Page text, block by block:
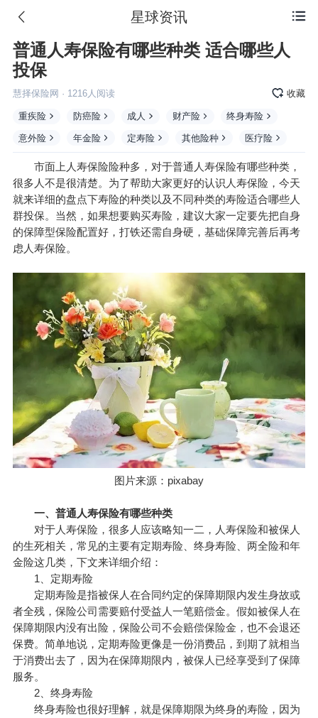
 星球资讯
普通人寿保险有哪些种类 适合哪些人
投保
慧择保险网 · 1216人阅读 收藏
重疾险 防癌险 成人 财产险 终身寿险
意外险 年金险 定寿险 其他险种 医疗险
市面上人寿保险险种多，对于普通人寿保险有哪些种类，
很多人不是很清楚。为了帮助大家更好的认识人寿保险，今天
就来详细的盘点下寿险的种类以及不同种类的寿险适合哪些人
群投保。当然，如果想要购买寿险，建议大家一定要先把自身
的保障型保险配置好，打铁还需自身硬，基础保障完善后再考
虑人寿保险。
图片来源：pixabay
一、普通人寿保险有哪些种类
对于人寿保险，很多人应该略知一二，人寿保险和被保人
的生死相关，常见的主要有定期寿险、终身寿险、两全险和年
金险这几类，下文来详细介绍：
1、定期寿险
定期寿险是指被保人在合同约定的保障期限内发生身故或
者全残，保险公司需要赔付受益人一笔赔偿金。假如被保人在
保障期限内没有出险，保险公司不会赔偿保险金，也不会退还
保费。简单地说，定期寿险更像是一份消费品，到期了就相当
于消费出去了，因为在保障期限内，被保人已经享受到了保障
服务。
2、终身寿险
终身寿险也很好理解，就是保障期限为终身的寿险，因为